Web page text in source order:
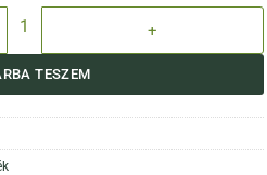
Pizzakemence - zöld mennyiség
TESZEM